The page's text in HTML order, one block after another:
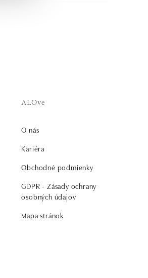
ALOve
O nás
Kariéra
Obchodné podmienky
GDPR - Zásady ochrany
osobných údajov
Mapa stránok